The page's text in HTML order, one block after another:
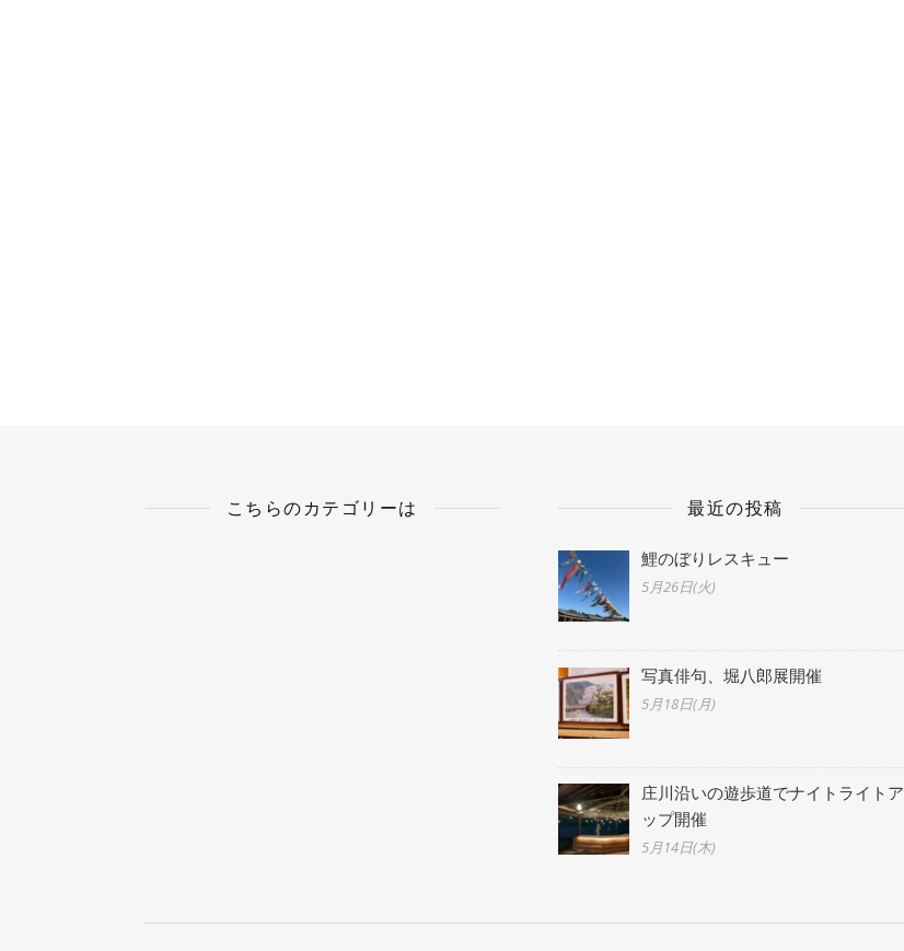
こちらのカテゴリーは 最近の投稿
鯉のぼりレスキュー
5月26日(火)
写真俳句、堀八郎展開催
5月18日(月)
庄川沿いの遊歩道でナイトライトア
ップ開催
5月14日(木)